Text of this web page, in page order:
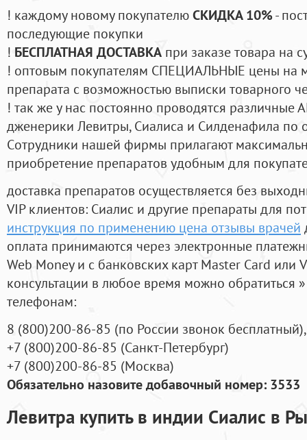
! каждому новому покупателюСКИДКА 10%-
последующие покупки
! БЕСПЛАТНАЯ ДОСТАВКА при заказе товара на
! оптовым покупателям СПЕЦИАЛЬНЫЕ цены на
препарата с возможностью выписки товарного
! так же у нас постоянно проводятся
дженерики Левитры, Сиалиса и Силденафила по
Cотрудники нашей фирмы прилагают
приобретение препаратов удобным для
доставка препаратов осуществляется без
VIP клиентов: Сиалис и другие препараты для
инструкция по применению цена отзывы врачей
оплата принимаются через электронные
Web Money и с банковских карт Master Card или
консультации в любое время можно обратиться
телефонам:
8 (800)200-86-85 (по России звонок бесплатный),
+7 (800)200-86-85 (Санкт-Петербург)
+7 (800)200-86-85 (Москва)
Обязательно назовите добавочный номер: 3533
Левитра купить в индии Сиалис в